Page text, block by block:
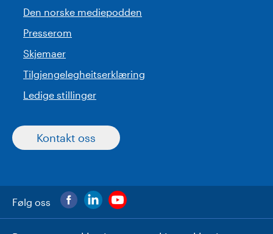
Den norske mediepodden
Presserom
Skjemaer
Tilgjengelegheitserklæring
Ledige stillinger
Kontakt oss
Følg oss